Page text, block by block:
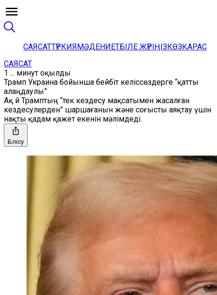
САЯСАТТҮРКИЯМӘДЕНИЕТБІЛЕ ЖҮРІҢІЗКӨЗҚАРАС
САЯСАТ
1 ... минут оқылды
Трамп Украина бойынша бейбіт келіссөздерге “қатты
алаңдаулы”
Ақ Үй Трамптың “тек кездесу мақсатымен жасалған
кездесулерден” шаршағанын және соғысты аяқтау үшін
нақты қадам қажет екенін мәлімдеді.
Бөлісу